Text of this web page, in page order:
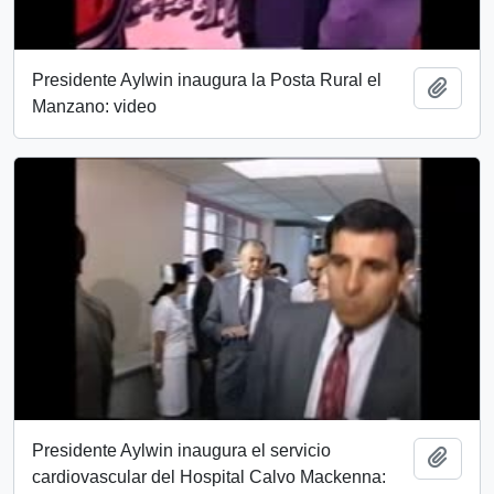
Presidente Aylwin inaugura la Posta Rural el
Manzano: video
Presidente Aylwin inaugura el servicio
cardiovascular del Hospital Calvo Mackenna: